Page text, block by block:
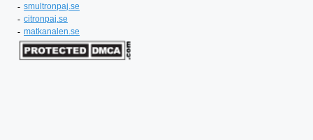
- smultronpaj.se
- citronpaj.se
- matkanalen.se